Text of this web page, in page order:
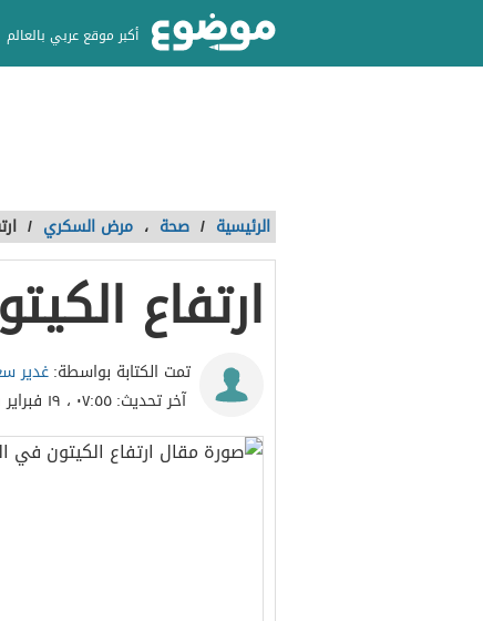
أكبر موقع عربي بالعالم
الرئيسية / صحة ، مرض السكري /
ارتفاع
تمت الكتابة بواسطة:غدير
آخر تحديث:٠٧:٥٥ ، ١٩ فبراير ٢٠١٩